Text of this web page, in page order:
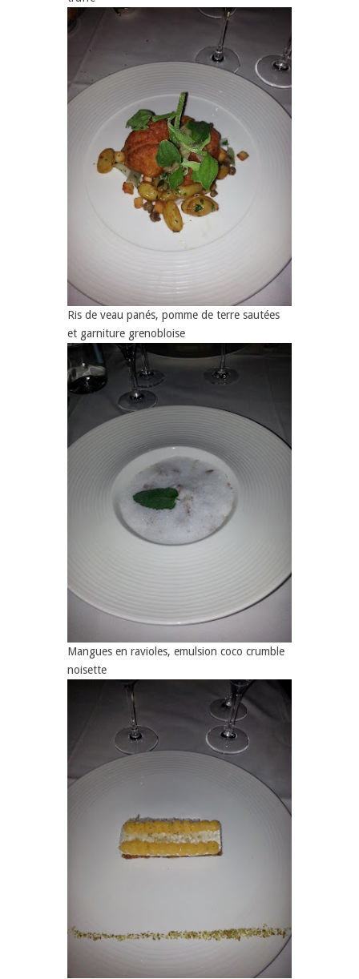
Ris de veau panés, pomme de terre sautées
et garniture grenobloise
Mangues en ravioles, emulsion coco crumble
noisette